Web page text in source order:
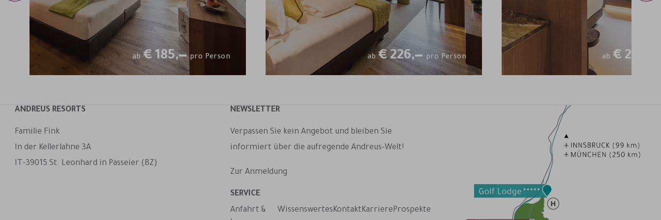
ab € 185,—pro Person ab€226,— pro Person ab € 260,—
ANDREUS RESORTS
Familie Fink
In der Kellerlahne 3A
IT-39015 St. Leonhard in Passeier (BZ)
NEWSLETTER
Verpassen Sie kein Angebot und bleiben Sie
informiert über die aufregende Andreus-Welt!
Zur Anmeldung
SERVICE
Anfahrt &
WissenswertesKontaktKarriereProspekte